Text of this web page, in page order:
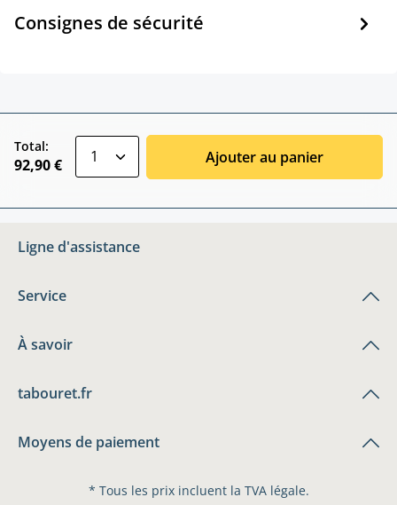
Consignes de sécurité
Total:
92,90 € Ajouter au panier
Ligne d'assistance
Service
À savoir
tabouret.fr
Moyens de paiement
* Tous les prix incluent la TVA légale.